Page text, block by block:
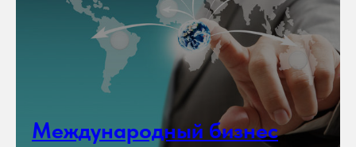
Международный бизнес